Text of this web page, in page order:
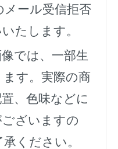
ール受信拒否
たします。
では、一部生
す。実際の商
、色味などに
ざいますの
ください。